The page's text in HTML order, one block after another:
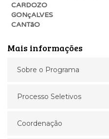
CARDOZO
GONçALVES
CANTãO
Mais informações
Sobre o Programa
Processo Seletivos
Coordenação